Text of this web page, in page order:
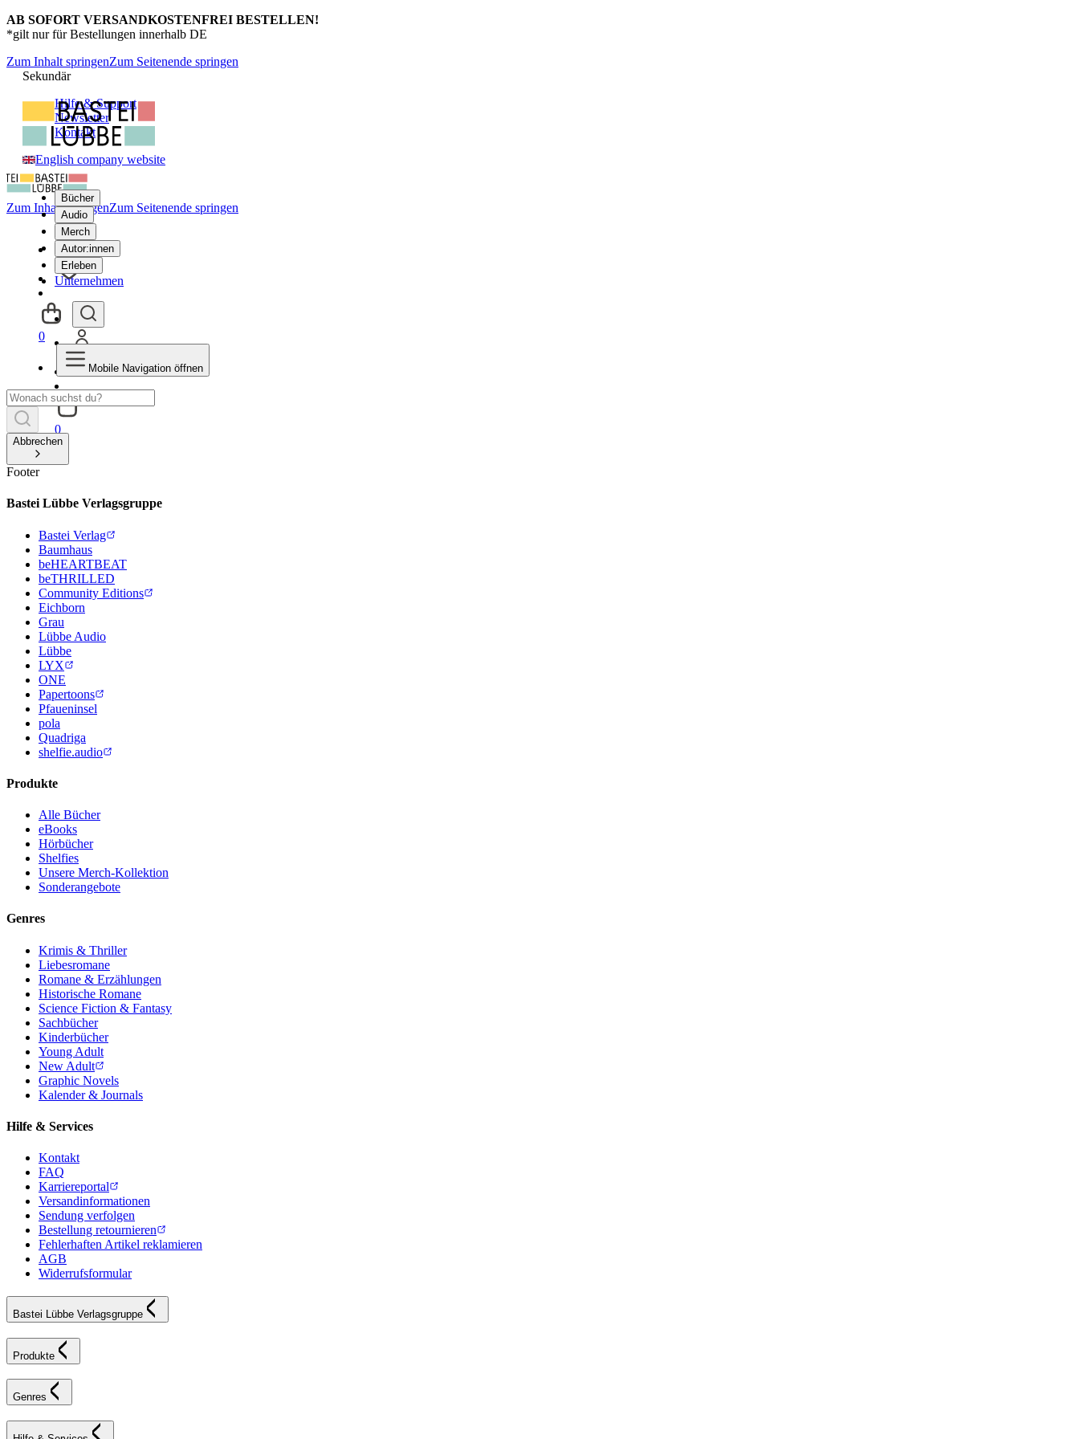
AB SOFORT VERSANDKOSTENFREI BESTELLEN!
*gilt nur für Bestellungen innerhalb DE
Zum Inhalt springenZum Seitenende springen
Sekundär
Hilfe & Support
Newsletter
Kontakt
English company website
Bücher
Audio
Merch
Autor:innen
Erleben
Unternehmen
0
Zum Inhalt springenZum Seitenende springen
0
Mobile Navigation öffnen
Abbrechen
Footer
Bastei Lübbe Verlagsgruppe
Bastei Verlag
Baumhaus
beHEARTBEAT
beTHRILLED
Community Editions
Eichborn
Grau
Lübbe Audio
Lübbe
LYX
ONE
Papertoons
Pfaueninsel
pola
Quadriga
shelfie.audio
Produkte
Alle Bücher
eBooks
Hörbücher
Shelfies
Unsere Merch-Kollektion
Sonderangebote
Genres
Krimis & Thriller
Liebesromane
Romane & Erzählungen
Historische Romane
Science Fiction & Fantasy
Sachbücher
Kinderbücher
Young Adult
New Adult
Graphic Novels
Kalender & Journals
Hilfe & Services
Kontakt
FAQ
Karriereportal
Versandinformationen
Sendung verfolgen
Bestellung retournieren
Fehlerhaften Artikel reklamieren
AGB
Widerrufsformular
Bastei Lübbe Verlagsgruppe
Produkte
Genres